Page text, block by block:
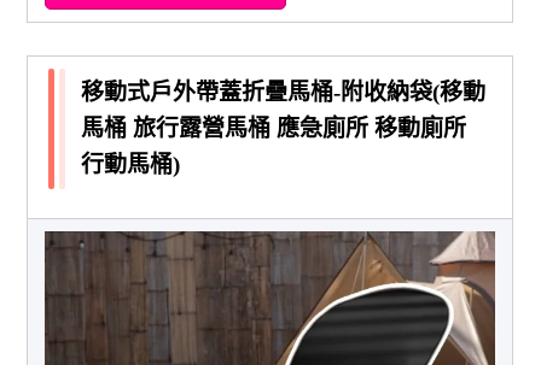
移動式戶外帶蓋折疊馬桶-附收納袋(移動
馬桶 旅行露營馬桶 應急廁所 移動廁所
行動馬桶)